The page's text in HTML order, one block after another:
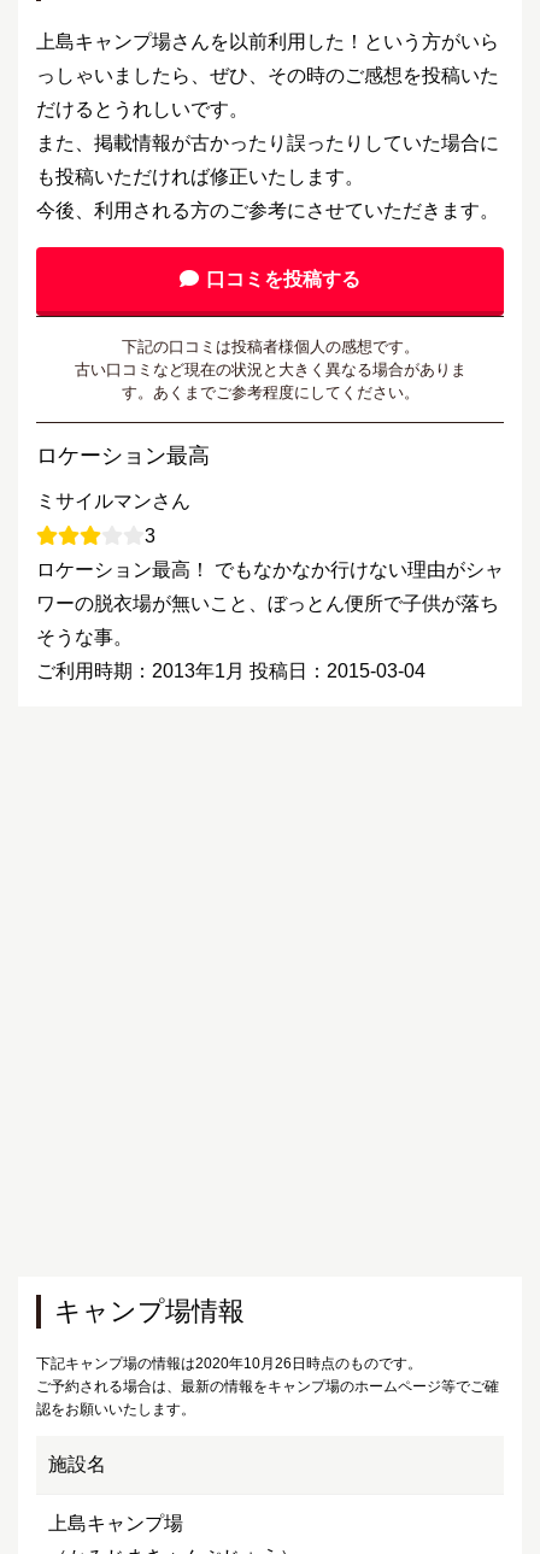
上島キャンプ場さんを以前利用した！という方がいら
っしゃいましたら、ぜひ、その時のご感想を投稿いた
だけるとうれしいです。
また、掲載情報が古かったり誤ったりしていた場合に
も投稿いただければ修正いたします。
今後、利用される方のご参考にさせていただきます。
口コミを投稿する
下記の口コミは投稿者様個人の感想です。
古い口コミなど現在の状況と大きく異なる場合がありま
す。あくまでご参考程度にしてください。
ロケーション最高
ミサイルマンさん
3
ロケーション最高！ でもなかなか行けない理由がシャ
ワーの脱衣場が無いこと、ぼっとん便所で子供が落ち
そうな事。
ご利用時期：2013年1月 投稿日：2015-03-04
キャンプ場情報
下記キャンプ場の情報は2020年10月26日時点のものです。
ご予約される場合は、最新の情報をキャンプ場のホームページ等でご確
認をお願いいたします。
施設名
上島キャンプ場